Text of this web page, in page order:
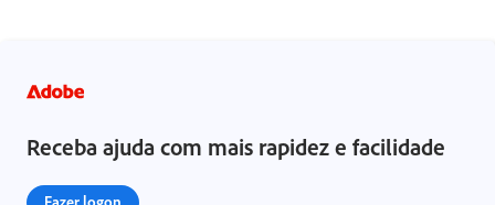
Receba ajuda com mais rapidez e facilidade
Fazer logon